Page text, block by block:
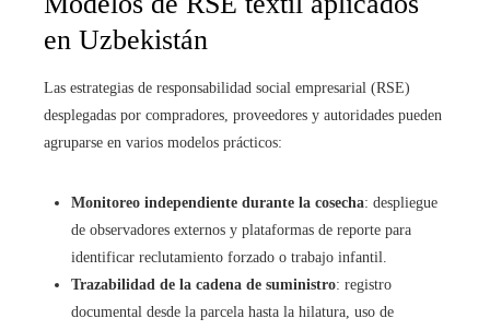
en Uzbekistán
Las estrategias de responsabilidad social empresarial (RSE)
desplegadas por compradores, proveedores y autoridades pueden
agruparse en varios modelos prácticos:
Monitoreo independiente durante la cosecha: despliegue
de observadores externos y plataformas de reporte para
identificar reclutamiento forzado o trabajo infantil.
Trazabilidad de la cadena de suministro: registro
documental desde la parcela hasta la hilatura, uso de